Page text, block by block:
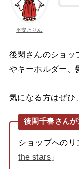
平安きりん
後閑さんのショッ
やキーホルダー、
気になる方はぜひ
後閑千春さん
ショップへの
the stars 」